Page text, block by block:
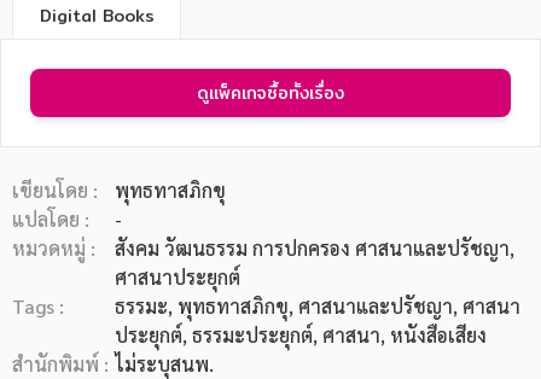
Digital Books
ดูแพ็คเกจซื้อทั้งเรื่อง
เขียนโดย :
พุทธทาสภิกขุ
แปลโดย :
-
หมวดหมู่ :
สังคม วัฒนธรรม การปกครอง ศาสนาและปรัชญา,
ศาสนาประยุกต์
Tags :
ธรรมะ, พุทธทาสภิกขุ, ศาสนาและปรัชญา, ศาสนา
ประยุกต์, ธรรมะประยุกต์, ศาสนา, หนังสือเสียง
สำนักพิมพ์ : ไม่ระบุสนพ.